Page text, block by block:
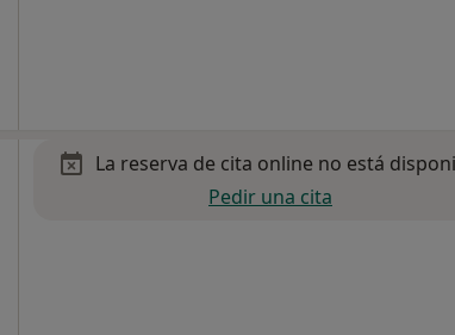
La reserva de cita online no está
Pedir una cita